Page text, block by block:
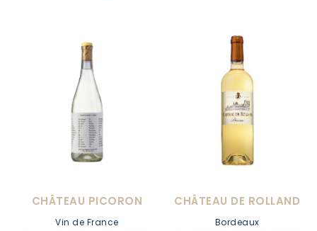
CHÂTEAU PICORON
Vin de France
CHÂTEAU DE ROLLAND
Bordeaux